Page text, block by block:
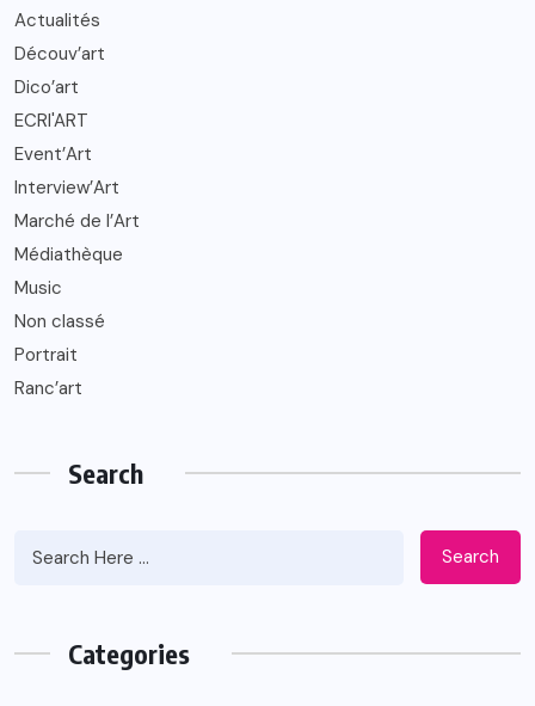
Actualités
Découv’art
Dico’art
ECRI'ART
Event’Art
Interview’Art
Marché de l’Art
Médiathèque
Music
Non classé
Portrait
Ranc’art
Search
Search
Categories